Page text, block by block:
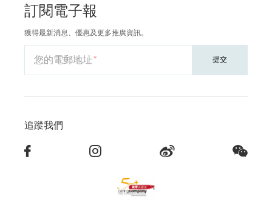
訂閱電子報
獲得最新消息、優惠及更多推廣資訊。
您的電郵地址 提交
追蹤我們